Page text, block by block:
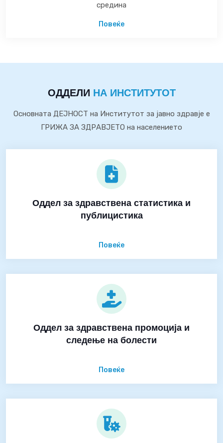
средина
Повеќе
ОДДЕЛИ НА ИНСТИТУТОТ
Основната ДЕЈНОСТ на Институтот за јавно здравје е
ГРИЖА ЗА ЗДРАВЈЕТО на населението
Оддел за здравствена статистика и
публицистика
Повеќе
Оддел за здравствена промоција и
следење на болести
Повеќе